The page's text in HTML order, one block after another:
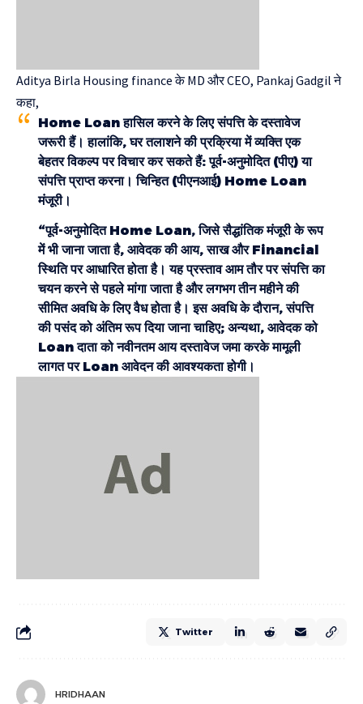
Aditya Birla Housing finance के MD और CEO, Pankaj Gadgil ने
कहा,
Home Loan हासिल करने के लिए संपत्ति के दस्तावेज
जरूरी हैं। हालांकि, घर तलाशने की प्रक्रिया में व्यक्ति एक
बेहतर विकल्प पर विचार कर सकते हैं: पूर्व-अनुमोदित (पीए) या
संपत्ति प्राप्त करना। चिन्हित (पीएनआई) Home Loan
मंजूरी।
“पूर्व-अनुमोदित Home Loan, जिसे सैद्धांतिक मंजूरी के रूप
में भी जाना जाता है, आवेदक की आय, साख और Financial
स्थिति पर आधारित होता है। यह प्रस्ताव आम तौर पर संपत्ति का
चयन करने से पहले मांगा जाता है और लगभग तीन महीने की
सीमित अवधि के लिए वैध होता है। इस अवधि के दौरान, संपत्ति
की पसंद को अंतिम रूप दिया जाना चाहिए; अन्यथा, आवेदक को
Loan दाता को नवीनतम आय दस्तावेज जमा करके मामूली
लागत पर Loan आवेदन की आवश्यकता होगी।
Twitter
HRIDHAAN